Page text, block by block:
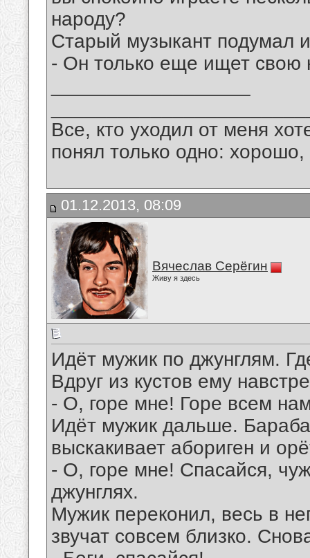
народу?
Старый музыкант подумал
- Он только еще ищет свою
Все, кто уходил от меня
понял только одно:
01.12.2013, 08:09
Вячеслав Серёгин
Живу я здесь
Идёт мужик по джунглям.
Вдруг из кустов ему
- О, горе мне! Горе всем
Идёт мужик дальше.
выскакивает абориген и
- О, горе мне! Спасайся,
джунглях.
Мужик переконил, весь в
звучат совсем близко.